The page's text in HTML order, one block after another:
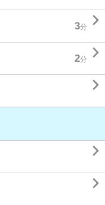
3分 
2分 


